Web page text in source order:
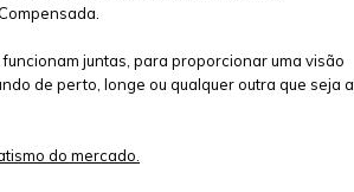
juntas, para proporcionar uma visão
de perto, longe ou qualquer outra que seja a
do mercado.